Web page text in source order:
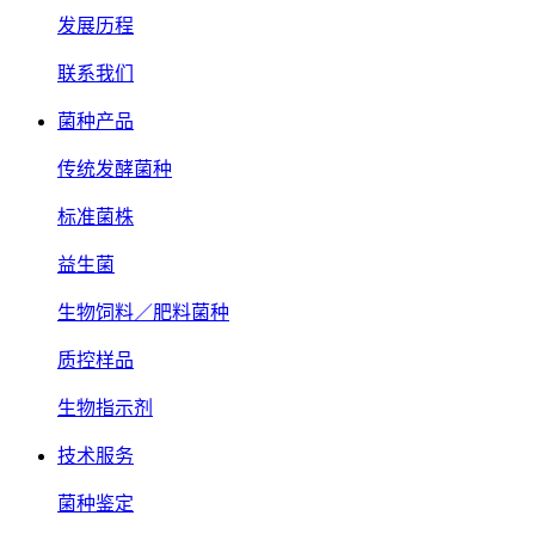
发展历程
联系我们
菌种产品
传统发酵菌种
标准菌株
益生菌
生物饲料／肥料菌种
质控样品
生物指示剂
技术服务
菌种鉴定